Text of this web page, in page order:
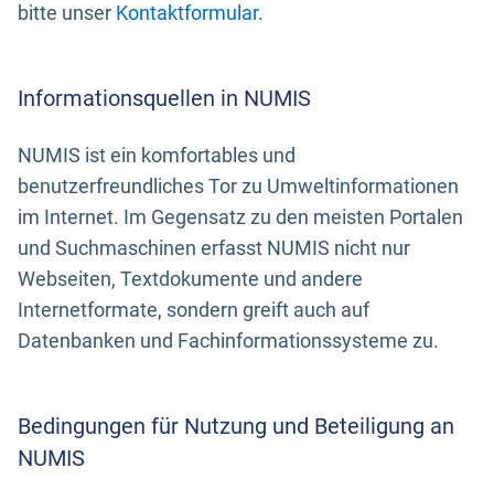
bitte unser Kontaktformular.
Informationsquellen in NUMIS
NUMIS ist ein komfortables und
benutzerfreundliches Tor zu Umweltinformationen
im Internet. Im Gegensatz zu den meisten Portalen
und Suchmaschinen erfasst NUMIS nicht nur
Webseiten, Textdokumente und andere
Internetformate, sondern greift auch auf
Datenbanken und Fachinformationssysteme zu.
Bedingungen für Nutzung und Beteiligung an
NUMIS